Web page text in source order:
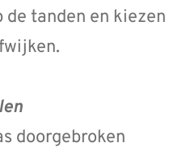
tanden en kiezen
doorgebroken